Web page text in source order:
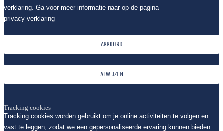
verklaring. Ga voor meer informatie naar op de pagina
privacy verklaring
AKKOORD
AFWIJZEN
Tracking cookies
Tracking cookies worden gebruikt om je online activiteiten te volgen en
vast te leggen, zodat we een gepersonaliseerde ervaring kunnen bieden.